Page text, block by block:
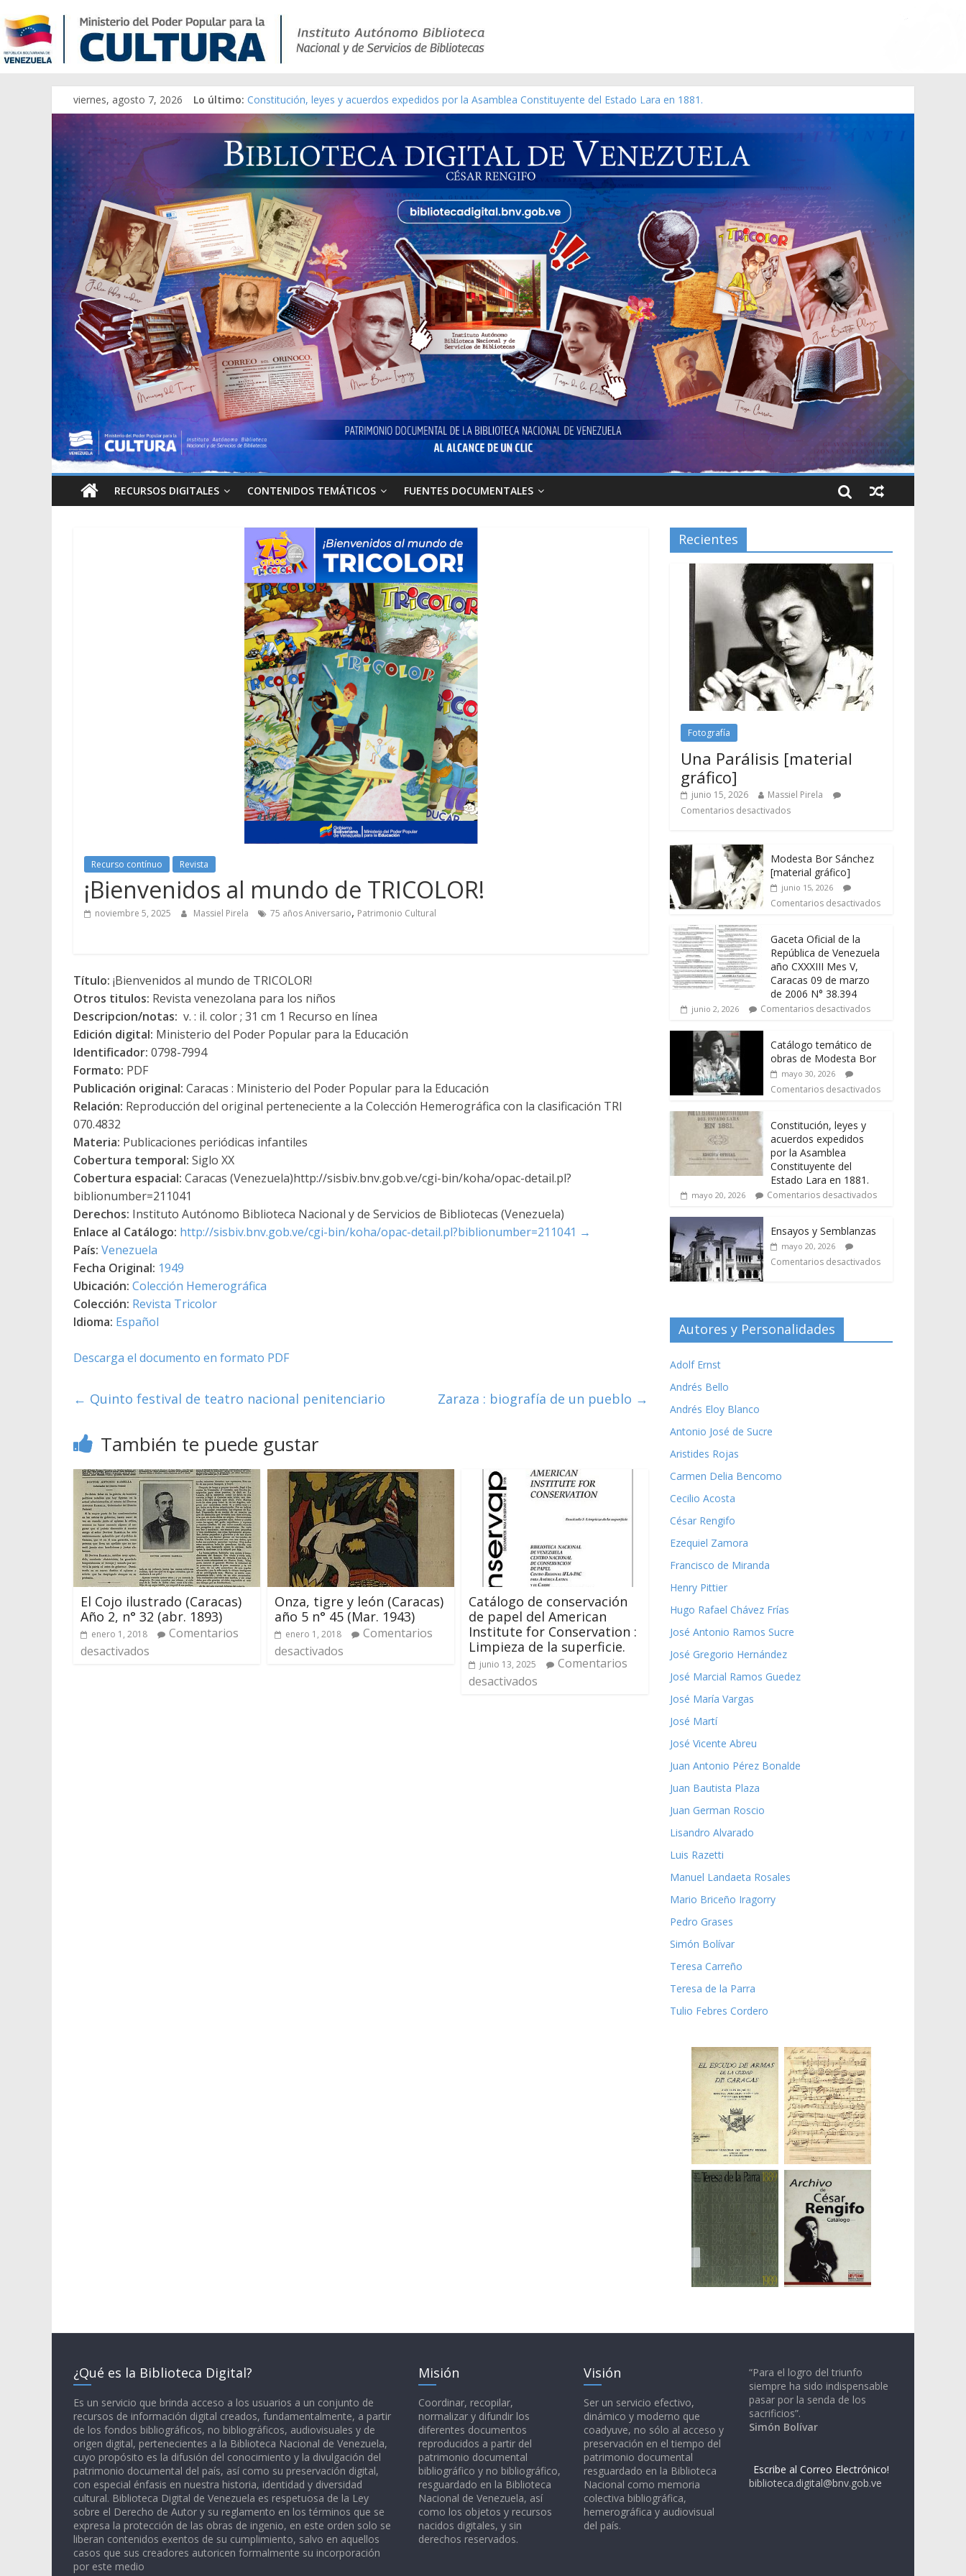
viernes, agosto 7, 2026 Lo último: Constitución, leyes y acuerdos expedidos por la Asamblea Constituyente del Estado Lara en 1881.
Una Parálisis [material gráfico]
Modesta Bor Sánchez [material gráfico]
Gaceta Oficial de la República de Venezuela año CXXXIII Mes V, Caracas 09 de marzo de 2006 N° 38.394
Catálogo temático de obras de Modesta Bor
RECURSOS DIGITALES CONTENIDOS TEMÁTICOS FUENTES DOCUMENTALES
Recurso contínuo Revista
¡Bienvenidos al mundo de TRICOLOR!
noviembre 5, 2025 Massiel Pirela 75 años Aniversario, Patrimonio Cultural
Título: ¡Bienvenidos al mundo de TRICOLOR!
Otros titulos: Revista venezolana para los niños
Descripcion/notas: v. : il. color ; 31 cm 1 Recurso en línea
Edición digital: Ministerio del Poder Popular para la Educación
Identificador: 0798-7994
Formato: PDF
Publicación original: Caracas : Ministerio del Poder Popular para la Educación
Relación: Reproducción del original perteneciente a la Colección Hemerográfica con la clasificación TRI
070.4832
Materia: Publicaciones periódicas infantiles
Cobertura temporal: Siglo XX
Cobertura espacial: Caracas (Venezuela)http://sisbiv.bnv.gob.ve/cgi-bin/koha/opac-detail.pl?
biblionumber=211041
Derechos: Instituto Autónomo Biblioteca Nacional y de Servicios de Bibliotecas (Venezuela)
Enlace al Catálogo: http://sisbiv.bnv.gob.ve/cgi-bin/koha/opac-detail.pl?biblionumber=211041 →
País: Venezuela
Fecha Original: 1949
Ubicación: Colección Hemerográfica
Colección: Revista Tricolor
Idioma: Español
Descarga el documento en formato PDF
← Quinto festival de teatro nacional penitenciario Zaraza : biografía de un pueblo →
También te puede gustar
El Cojo ilustrado (Caracas)
Año 2, n° 32 (abr. 1893)
enero 1, 2018
Comentarios
desactivados
Onza, tigre y león (Caracas)
año 5 n° 45 (Mar. 1943)
enero 1, 2018
Comentarios
desactivados
Catálogo de conservación
de papel del American
Institute for Conservation :
Limpieza de la superficie.
junio 13, 2025
Comentarios
desactivados
Recientes
Fotografía
Una Parálisis [material
gráfico]
junio 15, 2026
Massiel Pirela
Comentarios desactivados
Modesta Bor Sánchez
[material gráfico]
junio 15, 2026
Comentarios desactivados
Gaceta Oficial de la
República de Venezuela
año CXXXIII Mes V,
Caracas 09 de marzo
de 2006 N° 38.394
junio 2, 2026 Comentarios desactivados
Catálogo temático de
obras de Modesta Bor
mayo 30, 2026
Comentarios desactivados
Constitución, leyes y
acuerdos expedidos
por la Asamblea
Constituyente del
Estado Lara en 1881.
mayo 20, 2026 Comentarios desactivados
Ensayos y Semblanzas
mayo 20, 2026
Comentarios desactivados
Autores y Personalidades
Adolf Ernst
Andrés Bello
Andrés Eloy Blanco
Antonio José de Sucre
Aristides Rojas
Carmen Delia Bencomo
Cecilio Acosta
César Rengifo
Ezequiel Zamora
Francisco de Miranda
Henry Pittier
Hugo Rafael Chávez Frías
José Antonio Ramos Sucre
José Gregorio Hernández
José Marcial Ramos Guedez
José María Vargas
José Martí
José Vicente Abreu
Juan Antonio Pérez Bonalde
Juan Bautista Plaza
Juan German Roscio
Lisandro Alvarado
Luis Razetti
Manuel Landaeta Rosales
Mario Briceño Iragorry
Pedro Grases
Simón Bolívar
Teresa Carreño
Teresa de la Parra
Tulio Febres Cordero
¿Qué es la Biblioteca Digital?
Es un servicio que brinda acceso a los usuarios a un conjunto de
recursos de información digital creados, fundamentalmente, a partir
de los fondos bibliográficos, no bibliográficos, audiovisuales y de
origen digital, pertenecientes a la Biblioteca Nacional de Venezuela,
cuyo propósito es la difusión del conocimiento y la divulgación del
patrimonio documental del país, así como su preservación digital,
con especial énfasis en nuestra historia, identidad y diversidad
cultural. Biblioteca Digital de Venezuela es respetuosa de la Ley
sobre el Derecho de Autor y su reglamento en los términos que se
expresa la protección de las obras de ingenio, en este orden solo se
liberan contenidos exentos de su cumplimiento, salvo en aquellos
casos que sus creadores autoricen formalmente su incorporación
por este medio
Misión
Coordinar, recopilar,
normalizar y difundir los
diferentes documentos
reproducidos a partir del
patrimonio documental
bibliográfico y no bibliográfico,
resguardado en la Biblioteca
Nacional de Venezuela, así
como los objetos y recursos
nacidos digitales, y sin
derechos reservados.
Visión
Ser un servicio efectivo,
dinámico y moderno que
coadyuve, no sólo al acceso y
preservación en el tiempo del
patrimonio documental
resguardado en la Biblioteca
Nacional como memoria
colectiva bibliográfica,
hemerográfica y audiovisual
del país.
“Para el logro del triunfo
siempre ha sido indispensable
pasar por la senda de los
sacrificios”.
Simón Bolívar
Escribe al Correo Electrónico!
biblioteca.digital@bnv.gob.ve